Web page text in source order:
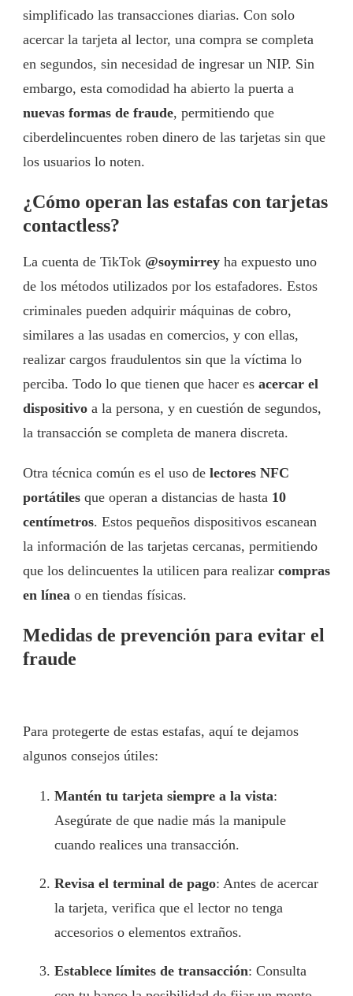
simplificado las transacciones diarias. Con solo
acercar la tarjeta al lector, una compra se completa
en segundos, sin necesidad de ingresar un NIP. Sin
embargo, esta comodidad ha abierto la puerta a
nuevas formas de fraude, permitiendo que
ciberdelincuentes roben dinero de las tarjetas sin que
los usuarios lo noten.
¿Cómo operan las estafas con tarjetas
contactless?
La cuenta de TikTok @soymirrey ha expuesto uno
de los métodos utilizados por los estafadores. Estos
criminales pueden adquirir máquinas de cobro,
similares a las usadas en comercios, y con ellas,
realizar cargos fraudulentos sin que la víctima lo
perciba. Todo lo que tienen que hacer es acercar el
dispositivo a la persona, y en cuestión de segundos,
la transacción se completa de manera discreta.
Otra técnica común es el uso de lectores NFC
portátiles que operan a distancias de hasta 10
centímetros. Estos pequeños dispositivos escanean
la información de las tarjetas cercanas, permitiendo
que los delincuentes la utilicen para realizar compras
en línea o en tiendas físicas.
Medidas de prevención para evitar el
fraude
Para protegerte de estas estafas, aquí te dejamos
algunos consejos útiles:
Mantén tu tarjeta siempre a la vista:
Asegúrate de que nadie más la manipule
cuando realices una transacción.
Revisa el terminal de pago: Antes de acercar
la tarjeta, verifica que el lector no tenga
accesorios o elementos extraños.
Establece límites de transacción: Consulta